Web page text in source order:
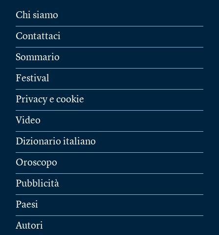
Chi siamo
Contattaci
Sommario
Festival
Privacy e cookie
Video
Dizionario italiano
Oroscopo
Pubblicità
Paesi
Autori